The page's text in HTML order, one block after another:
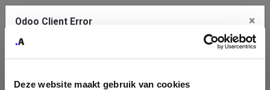
Deze website maakt gebruik van cookies
Odoo Client Error ×